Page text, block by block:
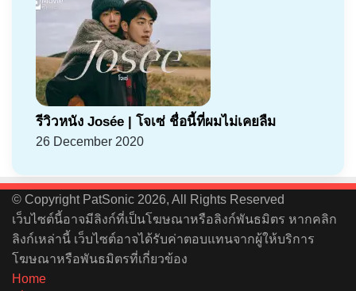
รีวิวหนัง Josée | โจเซ่ ชื่อนี้ที่ผมไม่เคยลืม
26 December 2020
© Copyright PatSonic 2026, All Rights Reserved
เว็บไซต์นี้อาจมีลิงก์ที่เป็นโฆษณาหรือลิงก์พันธมิตร หากคลิก
ลิงก์เหล่านี้ เว็บไซต์อาจได้รับค่าตอบแทนจากผู้ให้บริการ
โฆษณาหรือพันธมิตรที่เกี่ยวข้อง
Home